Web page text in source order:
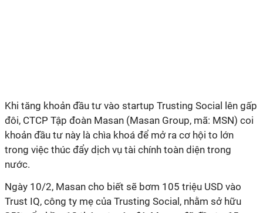
Khi tăng khoản đầu tư vào startup Trusting Social lên gấp
đôi, CTCP Tập đoàn Masan (Masan Group, mã: MSN) coi
khoản đầu tư này là chìa khoá để mở ra cơ hội to lớn
trong việc thúc đẩy dịch vụ tài chính toàn diện trong
nước.
Ngày 10/2, Masan cho biết sẽ bơm 105 triệu USD vào
Trust IQ, công ty mẹ của Trusting Social, nhằm sở hữu